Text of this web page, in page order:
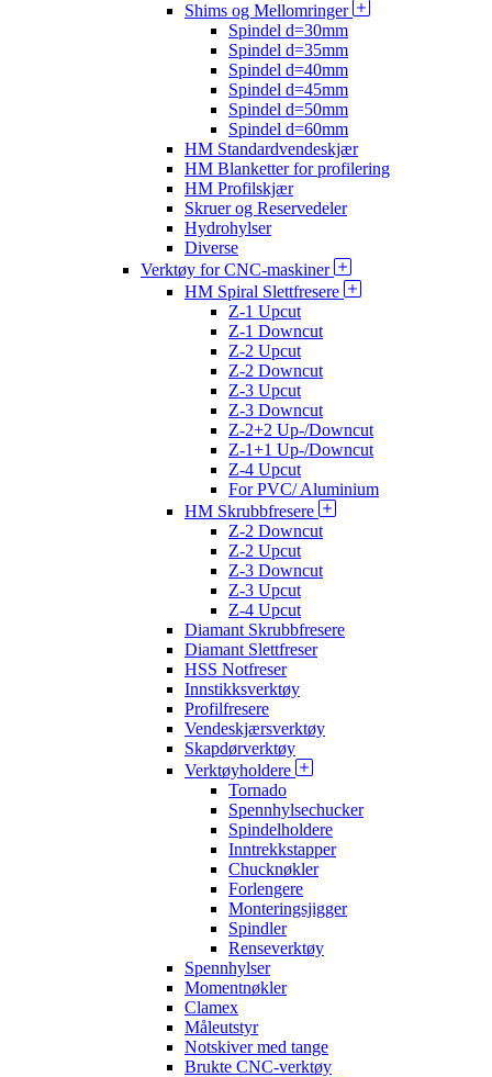
Shims og Mellomringer
Spindel d=30mm
Spindel d=35mm
Spindel d=40mm
Spindel d=45mm
Spindel d=50mm
Spindel d=60mm
HM Standardvendeskjær
HM Blanketter for profilering
HM Profilskjær
Skruer og Reservedeler
Hydrohylser
Diverse
Verktøy for CNC-maskiner
HM Spiral Slettfresere
Z-1 Upcut
Z-1 Downcut
Z-2 Upcut
Z-2 Downcut
Z-3 Upcut
Z-3 Downcut
Z-2+2 Up-/Downcut
Z-1+1 Up-/Downcut
Z-4 Upcut
For PVC/ Aluminium
HM Skrubbfresere
Z-2 Downcut
Z-2 Upcut
Z-3 Downcut
Z-3 Upcut
Z-4 Upcut
Diamant Skrubbfresere
Diamant Slettfreser
HSS Notfreser
Innstikksverktøy
Profilfresere
Vendeskjærsverktøy
Skapdørverktøy
Verktøyholdere
Tornado
Spennhylsechucker
Spindelholdere
Inntrekkstapper
Chucknøkler
Forlengere
Monteringsjigger
Spindler
Renseverktøy
Spennhylser
Momentnøkler
Clamex
Måleutstyr
Notskiver med tange
Brukte CNC-verktøy